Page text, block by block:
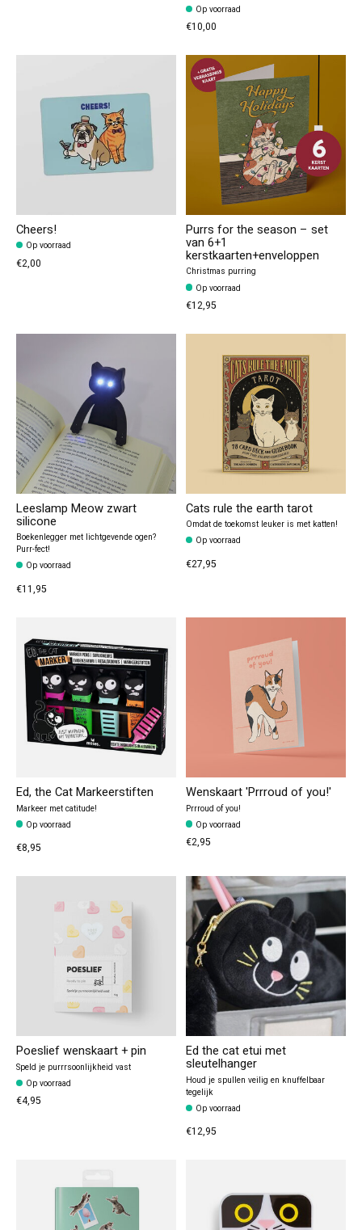
Op voorraad
€10,00
Cheers!
Op voorraad
€2,00
Purrs for the season – set
van 6+1
kerstkaarten+enveloppen
Christmas purring
Op voorraad
€12,95
Leeslamp Meow zwart
silicone
Boekenlegger met lichtgevende ogen?
Purr-fect!
Op voorraad
€11,95
Cats rule the earth tarot
Omdat de toekomst leuker is met katten!
Op voorraad
€27,95
Ed, the Cat Markeerstiften
Markeer met catitude!
Op voorraad
€8,95
Wenskaart 'Prrroud of you!'
Prrroud of you!
Op voorraad
€2,95
Poeslief wenskaart + pin
Speld je purrrsoonlijkheid vast
Op voorraad
€4,95
Ed the cat etui met
sleutelhanger
Houd je spullen veilig en knuffelbaar
tegelijk
Op voorraad
€12,95